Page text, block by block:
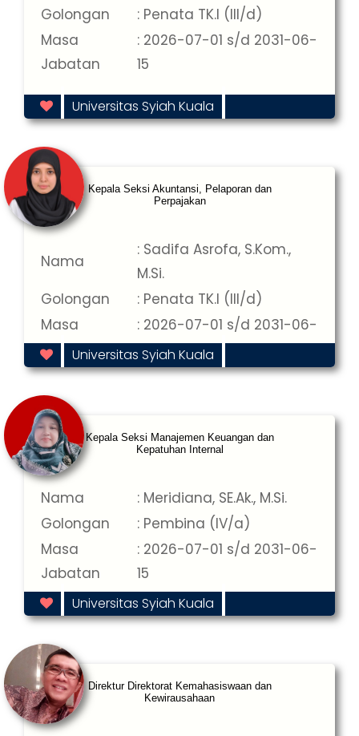
Golongan
: Penata TK.I (III/d)
Masa
Jabatan
: 2026-07-01 s/d 2031-06-
15
Universitas Syiah Kuala
Kepala Seksi Akuntansi, Pelaporan dan
Perpajakan
Nama
: Sadifa Asrofa, S.Kom.,
M.Si.
Golongan
: Penata TK.I (III/d)
Masa
Jabatan
: 2026-07-01 s/d 2031-06-
15
Universitas Syiah Kuala
Kepala Seksi Manajemen Keuangan dan
Kepatuhan Internal
Nama
: Meridiana, SE.Ak., M.Si.
Golongan
: Pembina (IV/a)
Masa
Jabatan
: 2026-07-01 s/d 2031-06-
15
Universitas Syiah Kuala
Direktur Direktorat Kemahasiswaan dan
Kewirausahaan